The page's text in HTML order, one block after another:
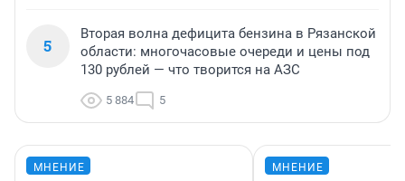
5
Вторая волна дефицита бензина в Рязанской
области: многочасовые очереди и цены под
130 рублей — что творится на АЗС
5 884 5
МНЕНИЕ МНЕНИЕ